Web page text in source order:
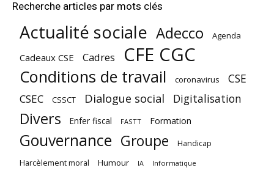
Recherche articles par mots clés
Actualité sociale Adecco Agenda
Cadeaux CSE Cadres CFE CGC
Conditions de travail coronavirus CSE
CSEC CSSCT Dialogue social Digitalisation
Divers Enfer fiscal FASTT Formation
Gouvernance Groupe Handicap
Harcèlement moral Humour IA Informatique